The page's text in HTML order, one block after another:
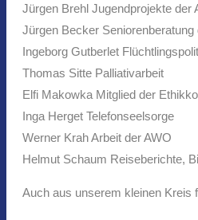
Jürgen Brehl Jugendprojekte der
Jürgen Becker Seniorenberatung
Ingeborg Gutberlet
Thomas Sitte Palliativarbeit
Elfi Makowka Mitglied der
Inga Herget Telefonseelsorge
Werner Krah Arbeit der AWO
Helmut Schaum Reiseberichte,
Auch aus unserem kleinen Kreis